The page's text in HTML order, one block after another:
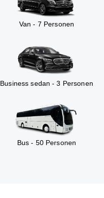
Van - 7 Personen
Business sedan - 3 Personen
Bus - 50 Personen